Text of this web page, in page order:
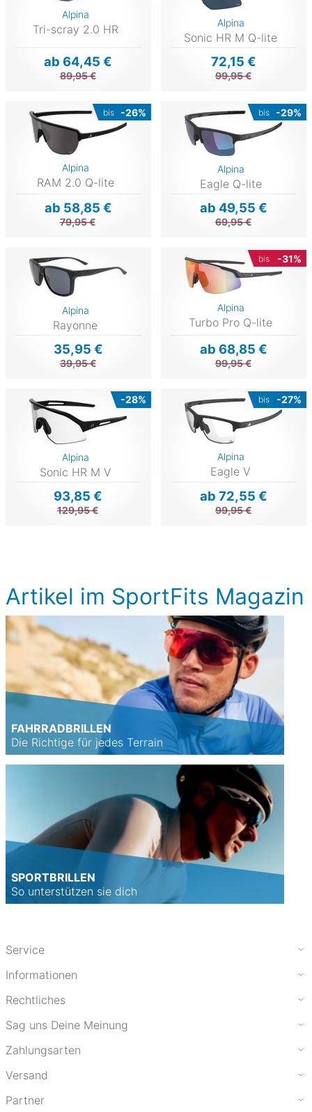
Alpina
Tri-scray 2.0 HR
ab 64,45 €
89,95 €
Alpina
Sonic HR M Q-lite
72,15 €
99,95 €
bis -26%
Alpina
RAM 2.0 Q-lite
ab 58,85 €
79,95 €
bis -29%
Alpina
Eagle Q-lite
ab 49,55 €
69,95 €
Alpina
Rayonne
35,95 €
39,95 €
bis -31%
Alpina
Turbo Pro Q-lite
ab 68,85 €
99,95 €
-28%
Alpina
Sonic HR M V
93,85 €
129,95 €
bis -27%
Alpina
Eagle V
ab 72,55 €
99,95 €
Artikel im SportFits Magazin
FAHRRADBRILLEN
Die Richtige für jedes Terrain
SPORTBRILLEN
So unterstützen sie dich
Service
Informationen
Rechtliches
Sag uns Deine Meinung
Zahlungsarten
Versand
Partner